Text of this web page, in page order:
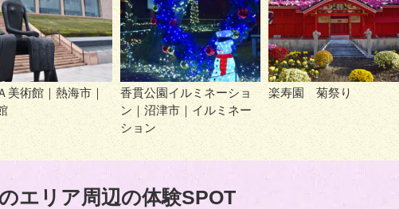
美術館｜熱海市｜
香貫公園イルミネーショ
ン｜沼津市｜イルミネー
ション
楽寿園 菊祭り
エリア周辺の体験SPOT